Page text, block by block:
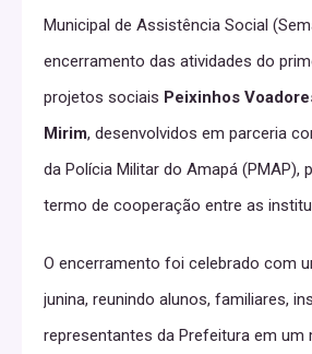
Municipal de Assistência Social
encerramento das atividades do
projetos sociais Peixinhos
Mirim, desenvolvidos em parceria
da Polícia Militar do Amapá (PMAP),
termo de cooperação entre as
O encerramento foi celebrado com
junina, reunindo alunos, familiares,
representantes da Prefeitura em um